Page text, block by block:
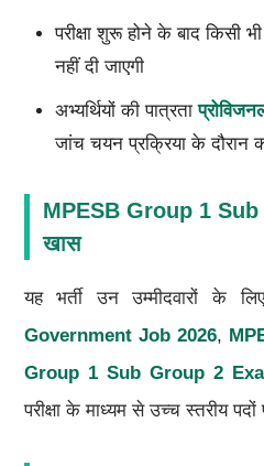
परीक्षा शुरू होने के बाद किसी
नहीं दी जाएगी
अभ्यर्थियों की पात्रता
जांच चयन प्रक्रिया के दौरान
MPESB Group 1 Sub
खास
यह भर्ती उन उम्मीदवारों के
Government Job 2026,
Group 1 Sub Group 2
परीक्षा के माध्यम से उच्च स्तरीय